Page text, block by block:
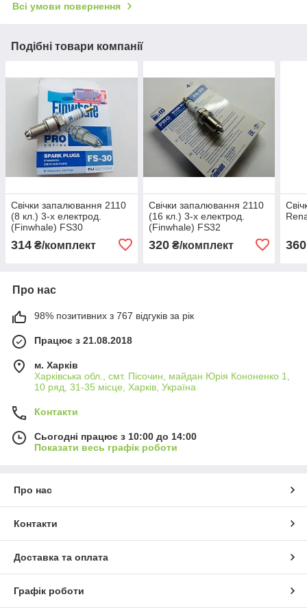
Всі умови повернення
Подібні товари компанії
Свічки запалювання 2110
(8 кл.) 3-х електрод.
(Finwhale) FS30
314 ₴/комплект
Свічки запалювання 2110
(16 кл.) 3-х електрод.
(Finwhale) FS32
320₴/комплект 360
Про нас
98% позитивних з 767 відгуків за рік
Працює з 21.08.2018
м. Харків
Харківська обл., смт. Пісочин, майдан Юрія Кононенко 1,
10 ряд, 31-35 місце, Харків, Україна
Контакти
Сьогодні працює з 10:00 до 14:00
Показати весь графік роботи
Про нас
Контакти
Доставка та оплата
Графік роботи